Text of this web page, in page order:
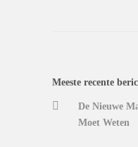
Meeste recente
De Nieuwe
Moet Weten